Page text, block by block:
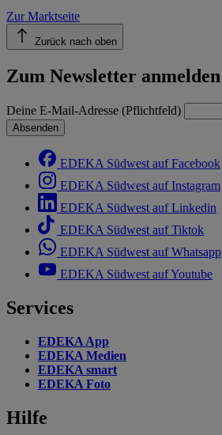
Zur Marktseite
Zurück nach oben
Zum Newsletter anmelden
Deine E-Mail-Adresse (Pflichtfeld)
Absenden
EDEKA Südwest auf Facebook
EDEKA Südwest auf Instagram
EDEKA Südwest auf Linkedin
EDEKA Südwest auf Tiktok
EDEKA Südwest auf Whatsapp
EDEKA Südwest auf Youtube
Services
EDEKA App
EDEKA Medien
EDEKA smart
EDEKA Foto
Hilfe